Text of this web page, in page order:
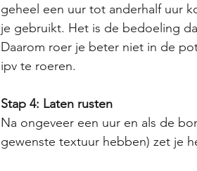
geheel een uur tot anderhalf uur
je gebruikt. Het is de bedoeling
Daarom roer je beter niet in de
ipv te roeren.
Stap 4: Laten rusten
Na ongeveer een uur en als de
gewenste textuur hebben) zet je